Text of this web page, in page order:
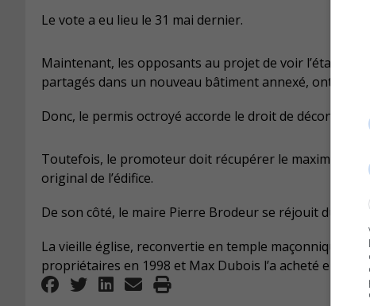
Le vote a eu lieu le 31 mai dernier.
Maintenant, les opposants au projet de voir
partagés dans un nouveau bâtiment annexé, ont 30
Donc, le permis octroyé accorde le droit de
Toutefois, le promoteur doit récupérer le maximum
original de l’édifice.
De son côté, le maire Pierre Brodeur se réjouit du
La vieille église, reconvertie en temple maçonnique
propriétaires en 1998 et Max Dubois l’a acheté en